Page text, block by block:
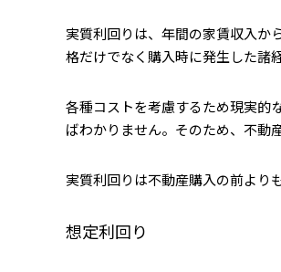
実質利回りは、年間の家賃収入か
格だけでなく購入時に発生した諸
各種コストを考慮するため現実的
ばわかりません。そのため、不動
実質利回りは不動産購入の前より
想定利回り